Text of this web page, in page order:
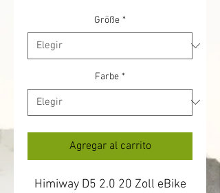
Größe *
Farbe *
Agregar al carrito
Himiway D5 2.0 20 Zoll eBike